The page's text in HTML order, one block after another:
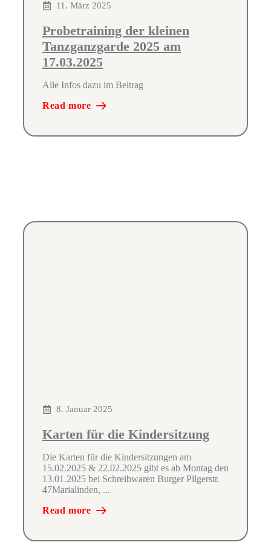
11. März 2025
Probetraining der kleinen
Tanzganzgarde 2025 am
17.03.2025
Alle Infos dazu im Beitrag
Read more
8. Januar 2025
Karten für die Kindersitzung
Die Karten für die Kindersitzungen am
15.02.2025 & 22.02.2025 gibt es ab Montag den
13.01.2025 bei Schreibwaren Burger Pilgerstr.
47Marialinden, ...
Read more